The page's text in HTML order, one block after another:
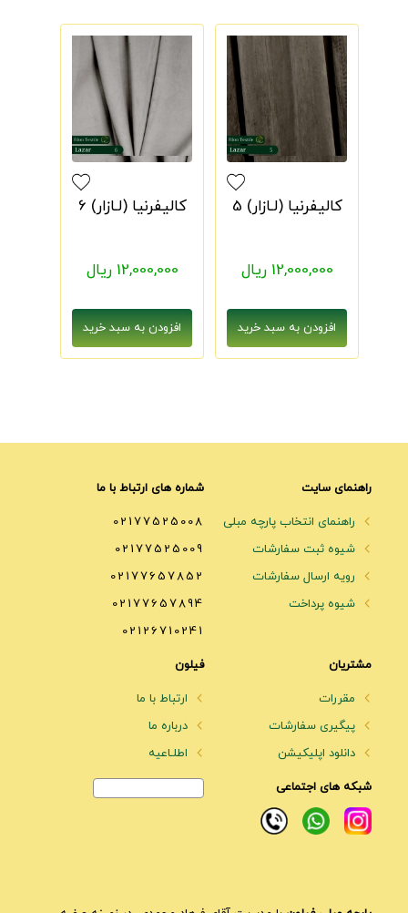
کالیفرنیا (لـازار) 5
12,000,000 ریال
کالیفرنیا (لـازار) 6
12,000,000 ریال
راهنمای سایت
راهنمای انتخاب پارچه مبلی
شیوه ثبت سفارشات
رویه ارسال سفارشات
شیوه پرداخت
شماره های ارتباط با ما
02177525008
02177525009
02177657852
02177657894
02126710241
مشتریان
مقررات
پیگیری سفارشات
دانلود اپلیکیشن
فیلون
ارتباط با ما
درباره ما
اطلـاعیه
شبکه های اجتماعی